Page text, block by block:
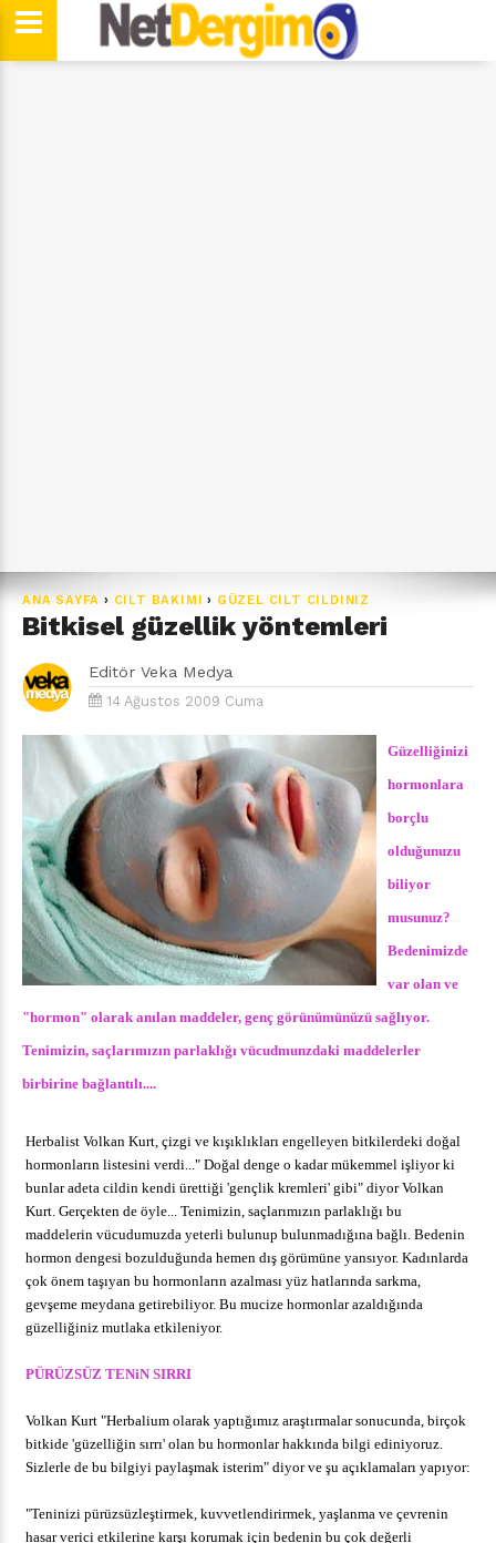
ANA SAYFA › CILT BAKIMI › GÜZEL CILT CILDINIZ
Bitkisel güzellik yöntemleri
Editör Veka Medya
14 Ağustos 2009 Cuma
Güzelliğinizi
hormonlara
borçlu
olduğunuzu
biliyor
musunuz?
Bedenimizde
var olan ve
"hormon" olarak anılan maddeler, genç görünümünüzü sağlıyor.
Tenimizin, saçlarımızın parlaklığı vücudmunzdaki maddelerler
birbirine bağlantılı....
Herbalist Volkan Kurt, çizgi ve kışıklıkları engelleyen bitkilerdeki doğal
hormonların listesini verdi..." Doğal denge o kadar mükemmel işliyor ki
bunlar adeta cildin kendi ürettiği 'gençlik kremleri' gibi" diyor Volkan
Kurt. Gerçekten de öyle... Tenimizin, saçlarımızın parlaklığı bu
maddelerin vücudumuzda yeterli bulunup bulunmadığına bağlı. Bedenin
hormon dengesi bozulduğunda hemen dış görümüne yansıyor. Kadınlarda
çok önem taşıyan bu hormonların azalması yüz hatlarında sarkma,
gevşeme meydana getirebiliyor. Bu mucize hormonlar azaldığında
güzelliğiniz mutlaka etkileniyor.
PÜRÜZSÜZ TENiN SIRRI
Volkan Kurt "Herbalium olarak yaptığımız araştırmalar sonucunda, birçok
bitkide 'güzelliğin sırrı' olan bu hormonlar hakkında bilgi ediniyoruz.
Sizlerle de bu bilgiyi paylaşmak isterim" diyor ve şu açıklamaları yapıyor:
"Teninizi pürüzsüzleştirmek, kuvvetlendirirmek, yaşlanma ve çevrenin
hasar verici etkilerine karşı korumak için bedenin bu çok değerli